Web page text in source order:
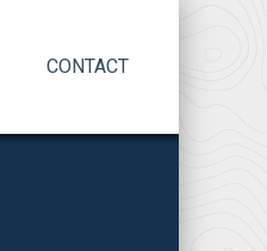
CONTACT